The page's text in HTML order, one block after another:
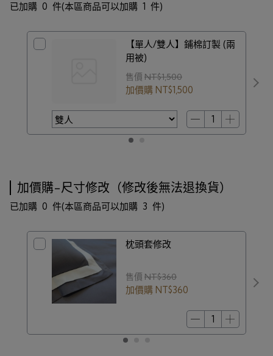
已加購 0 件(本區商品可以加購 1 件)
【單人/雙人】鋪棉訂製 (兩
用被)
售價 NT$1,500
加價購 NT$1,500
加價購-尺寸修改（修改後無法退換貨）
已加購 0 件(本區商品可以加購 3 件)
枕頭套修改
售價 NT$360
加價購 NT$360